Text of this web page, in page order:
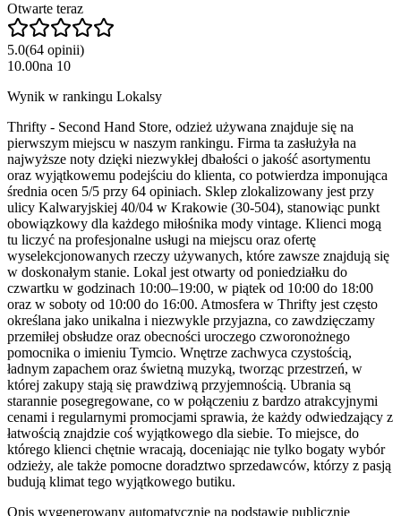
Otwarte teraz
5.0(64 opinii)
10.00na 10
Wynik w rankingu Lokalsy
Thrifty - Second Hand Store, odzież używana znajduje się na
pierwszym miejscu w naszym rankingu. Firma ta zasłużyła na
najwyższe noty dzięki niezwykłej dbałości o jakość asortymentu
oraz wyjątkowemu podejściu do klienta, co potwierdza imponująca
średnia ocen 5/5 przy 64 opiniach. Sklep zlokalizowany jest przy
ulicy Kalwaryjskiej 40/04 w Krakowie (30-504), stanowiąc punkt
obowiązkowy dla każdego miłośnika mody vintage. Klienci mogą
tu liczyć na profesjonalne usługi na miejscu oraz ofertę
wyselekcjonowanych rzeczy używanych, które zawsze znajdują się
w doskonałym stanie. Lokal jest otwarty od poniedziałku do
czwartku w godzinach 10:00–19:00, w piątek od 10:00 do 18:00
oraz w soboty od 10:00 do 16:00. Atmosfera w Thrifty jest często
określana jako unikalna i niezwykle przyjazna, co zawdzięczamy
przemiłej obsłudze oraz obecności uroczego czworonożnego
pomocnika o imieniu Tymcio. Wnętrze zachwyca czystością,
ładnym zapachem oraz świetną muzyką, tworząc przestrzeń, w
której zakupy stają się prawdziwą przyjemnością. Ubrania są
starannie posegregowane, co w połączeniu z bardzo atrakcyjnymi
cenami i regularnymi promocjami sprawia, że każdy odwiedzający z
łatwością znajdzie coś wyjątkowego dla siebie. To miejsce, do
którego klienci chętnie wracają, doceniając nie tylko bogaty wybór
odzieży, ale także pomocne doradztwo sprzedawców, którzy z pasją
budują klimat tego wyjątkowego butiku.
Opis wygenerowany automatycznie na podstawie publicznie